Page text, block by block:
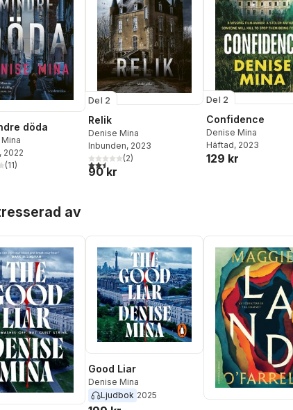
döda
, 2022
stjärnor. Totalt antal röster:
(11)
Del 2
Relik
Denise Mina
Inbunden, 2023
2,5utav 5 stjärnor. Totalt antal röster:
(2)
90 kr
Del 2
Confidence
Denise Mina
Häftad, 2023
129 kr
av
Good Liar
Denise Mina
Ljudbok 2025